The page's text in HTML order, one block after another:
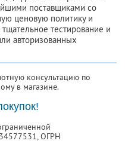
поставщиками со
ценовую политику и
тестирование и
авторизованных
консультацию по
в магазине.
, ОГРН